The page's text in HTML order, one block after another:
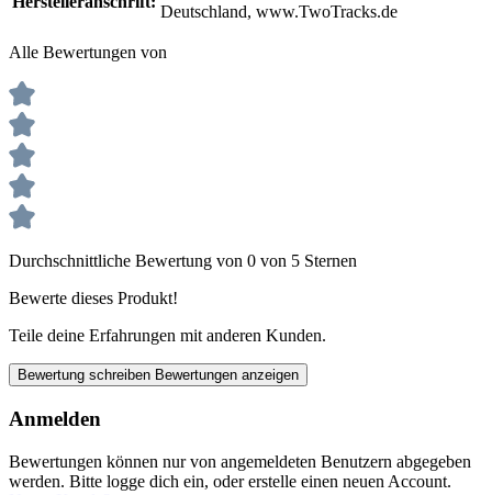
Deutschland, www.TwoTracks.de
Alle Bewertungen von
Durchschnittliche Bewertung von 0 von 5 Sternen
Bewerte dieses Produkt!
Teile deine Erfahrungen mit anderen Kunden.
Bewertung schreiben Bewertungen anzeigen
Anmelden
Bewertungen können nur von angemeldeten Benutzern abgegeben
werden. Bitte logge dich ein, oder erstelle einen neuen Account.